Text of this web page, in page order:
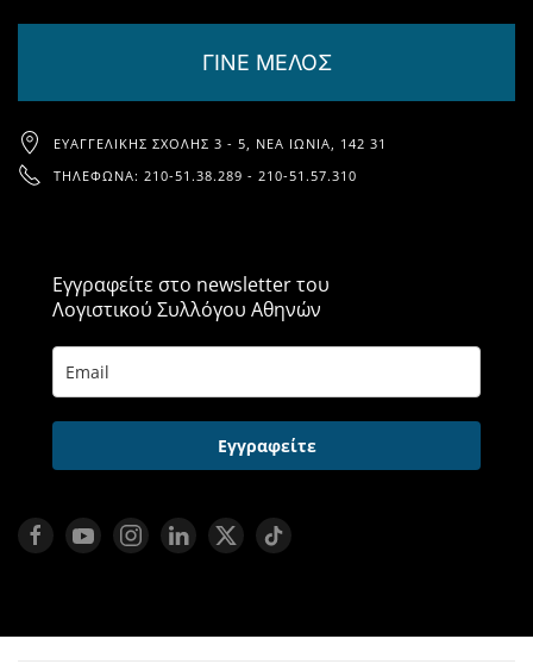
ΓΙΝΕ ΜΕΛΟΣ
ΕΥΑΓΓΕΛΙΚΉΣ ΣΧΟΛΉΣ 3 - 5, ΝΈΑ ΙΩΝΊΑ, 142 31
ΤΗΛΈΦΩΝΑ: 210-51.38.289 - 210-51.57.310
Εγγραφείτε στο newsletter του
Λογιστικού Συλλόγου Αθηνών
Εγγραφείτε